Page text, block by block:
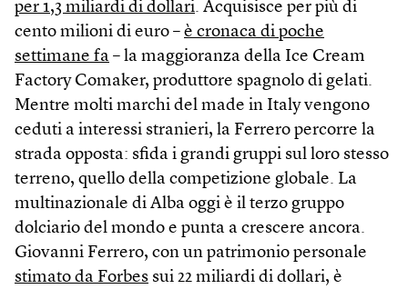
per 1,3 miliardi di dollari. Acquisisce per più di
cento milioni di euro – è cronaca di poche
settimane fa – la maggioranza della Ice Cream
Factory Comaker, produttore spagnolo di gelati.
Mentre molti marchi del made in Italy vengono
ceduti a interessi stranieri, la Ferrero percorre la
strada opposta: sfida i grandi gruppi sul loro stesso
terreno, quello della competizione globale. La
multinazionale di Alba oggi è il terzo gruppo
dolciario del mondo e punta a crescere ancora.
Giovanni Ferrero, con un patrimonio personale
stimato da Forbes sui 22 miliardi di dollari, è